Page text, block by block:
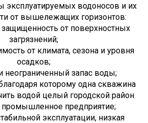
эксплуатируемых водоносов и их
от вышележащих горизонтов:
защищенность от поверхностных
загрязнений;
от климата, сезона и уровня
осадков;
неограниченный запас воды;
которому одна скважина
водой целый городской район
промышленное предприятие;
эксплуатации, низкая